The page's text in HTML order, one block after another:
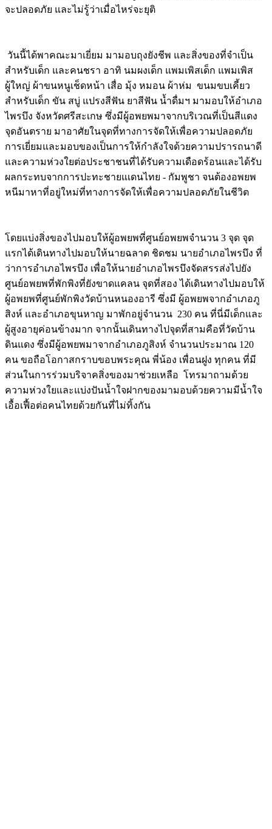
จะปลอดภัย และไม่รู้ว่าเมื่อไหร่จะยุติ
วันนี้ได้พาคณะมาเยี่ยม มามอบถุงยังชีพ และสิ่งของที่จำเป็น
สำหรับเด็ก และคนชรา อาทิ นมผงเด็ก แพมเพิสเด็ก แพมเพิส
ผู้ใหญ่ ผ้าขนหนูเช็ดหน้า เสื่อ มุ้ง หมอน ผ้าห่ม ขนมขบเคี้ยว
สำหรับเด็ก ขัน สบู่ แปรงสีฟัน ยาสีฟัน น้ำดื่มฯ มามอบให้อำเภอ
ไพรบึง จังหวัดศรีสะเกษ ซึ่งมีผู้อพยพมาจากบริเวณที่เป็นสีแดง
จุดอันตราย มาอาศัยในจุดที่ทางการจัดให้เพื่อความปลอดภัย
การเยี่ยมและมอบของเป็นการให้กำลังใจด้วยความปรารถนาดี
และความห่วงใยต่อประชาชนที่ได้รับความเดือดร้อนและได้รับ
ผลกระทบจากการปะทะชายแเดนไทย - กัมพูชา จนต้องอพยพ
หนีมาหาที่อยู่ใหม่ที่ทางการจัดให้เพื่อความปลอดภัยในชีวิต
โดยแบ่งสิ่งของไปมอบให้ผู้อพยพที่ศูนย์อพยพจำนวน 3 จุด จุด
แรกได้เดินทางไปมอบให้นายฉลาด ชิดชม นายอำเภอไพรบึง ที่
ว่าการอำเภอไพรบึง เพื่อให้นายอำเภอไพรบึงจัดสรรส่งไปยัง
ศูนย์อพยพที่พักพิงที่ยังขาดแคลน จุดที่สอง ได้เดินทางไปมอบให้
ผู้อพยพที่ศูนย์พักพิงวัดบ้านหนองอารี ซึ่งมี ผู้อพยพจากอำเภอภู
สิงห์ และอำเภอขุนหาญ มาพักอยู่จำนวน 230 คน ที่นี่มีเด็กและ
ผู้สูงอายุค่อนข้างมาก จากนั้นเดินทางไปจุดที่สามคือที่วัดบ้าน
ดินแดง ซึ่งมีผู้อพยพมาจากอำเภอภูสิงห์ จำนวนประมาณ 120
คน ขอถือโอกาสกราบขอบพระคุณ พี่น้อง เพื่อนฝูง ทุกคน ที่มี
ส่วนในการร่วมบริจาคสิ่งของมาช่วยเหลือ โทรมาถามด้วย
ความห่วงใยและแบ่งปันน้ำใจฝากของมามอบด้วยความมีน้ำใจ
เอื้อเฟื้อต่อคนไทยด้วยกันที่ไม่ทิ้งกัน